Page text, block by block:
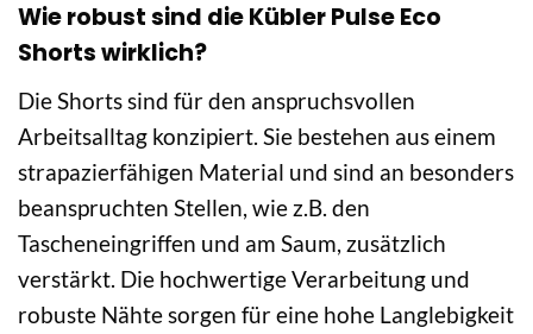
Wie robust sind die Kübler Pulse Eco
Shorts wirklich?
Die Shorts sind für den anspruchsvollen
Arbeitsalltag konzipiert. Sie bestehen aus einem
strapazierfähigen Material und sind an besonders
beanspruchten Stellen, wie z.B. den
Tascheneingriffen und am Saum, zusätzlich
verstärkt. Die hochwertige Verarbeitung und
robuste Nähte sorgen für eine hohe Langlebigkeit